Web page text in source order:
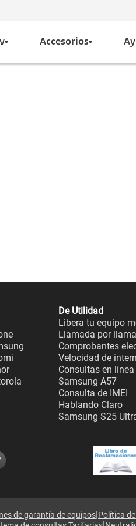
Accesorios
De Utilidad
Libera tu equipo
Llamada por
Comprobantes
Velocidad de
Consultas en línea
Samsung A57
Consulta de IMEI
Hablando Claro
Samsung S25
de garantía de equipos|Política